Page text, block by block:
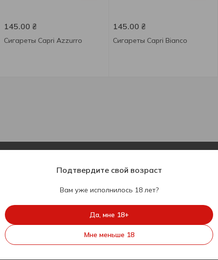
145.00 ₴
Сигареты Capri Azzurro
145.00 ₴
Сигареты Capri Bianco
Укр
Поддержать ВСУ
Подтвердите свой возраст
Вам уже исполнилось 18 лет?
Да, мне 18+
Мне меньше 18